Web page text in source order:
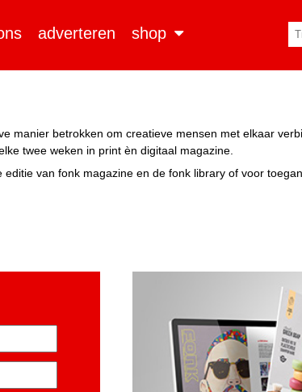
adverteren shop
manier betrokken om creatieve mensen met elkaar
twee weken in print èn digitaal magazine.
van fonk magazine en de fonk library of voor